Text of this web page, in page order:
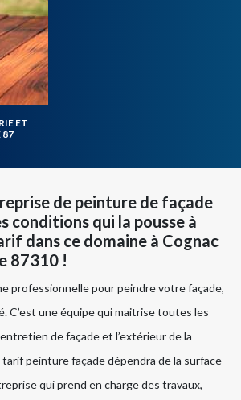
ET
87
de peinture de façade
conditions qui la pousse à
dans ce domaine à Cognac
87310 !
professionnelle pour peindre votre façade,
C’est une équipe qui maitrise toutes les
de façade et l’extérieur de la
tarif peinture façade dépendra de la surface
qui prend en charge des travaux,